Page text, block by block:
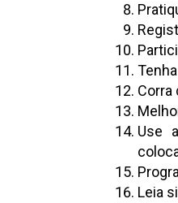
Corra
Use
Leia